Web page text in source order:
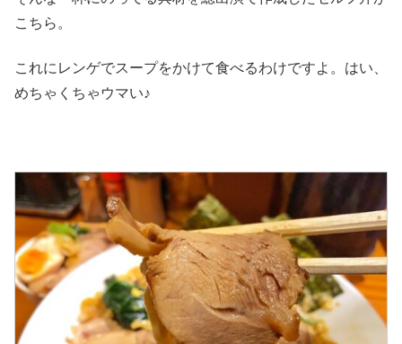
こちら。
これにレンゲでスープをかけて食べるわけですよ。はい、
めちゃくちゃウマい♪